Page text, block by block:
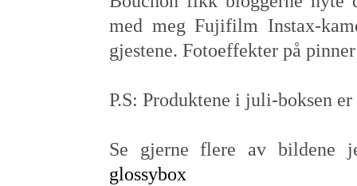
med meg Fujifilm Instax-
gjestene. Fotoeffekter på
P.S: Produktene i juli-boksen
Se gjerne flere av bildene
glossybox